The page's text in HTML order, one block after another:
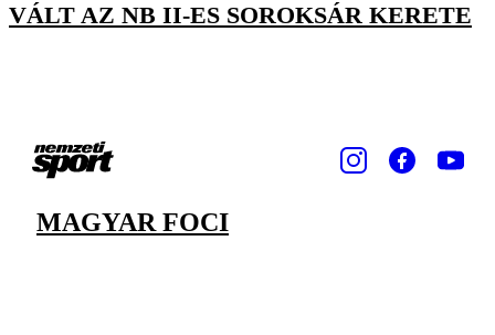
VÁLT AZ NB II-ES SOROKSÁR KERETE
MAGYAR FOCI